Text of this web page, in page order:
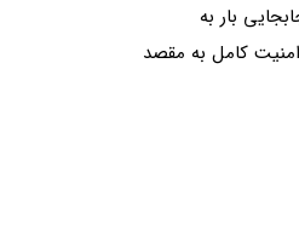
بار به
کامل به مقصد